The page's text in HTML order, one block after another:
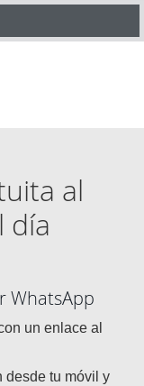
al
día
WhatsApp
un enlace al
desde tu móvil y